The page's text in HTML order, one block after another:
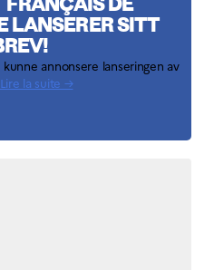
FRANÇAIS DE
LANSERER SITT
annonsere lanseringen av
Lire la suite →